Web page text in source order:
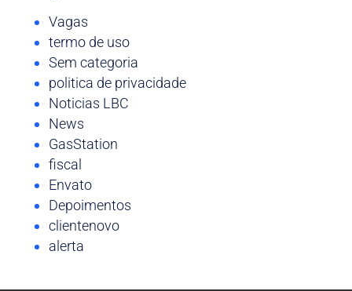
Vagas
termo de uso
Sem categoria
politica de privacidade
Noticias LBC
News
GasStation
fiscal
Envato
Depoimentos
clientenovo
alerta